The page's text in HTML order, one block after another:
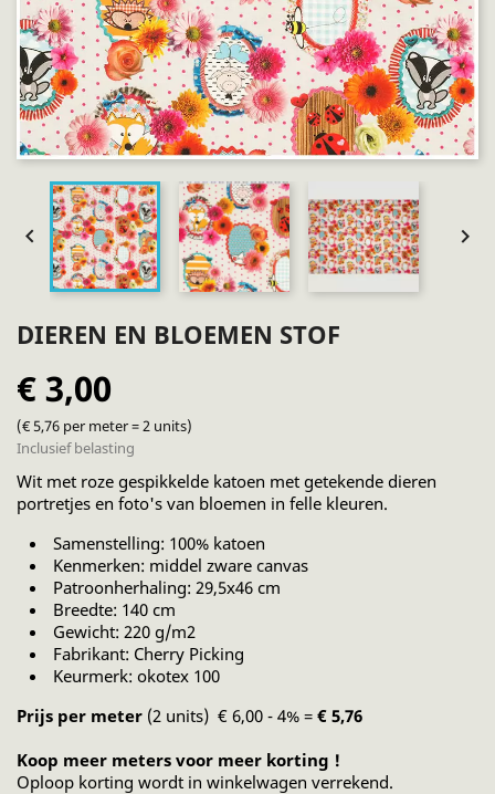
 
DIEREN EN BLOEMEN STOF
€ 3,00
(€ 5,76 per meter = 2 units)
Inclusief belasting
Wit met roze gespikkelde katoen met getekende dieren
portretjes en foto's van bloemen in felle kleuren.
Samenstelling: 100% katoen
Kenmerken: middel zware canvas
Patroonherhaling: 29,5x46 cm
Breedte: 140 cm
Gewicht: 220 g/m2
Fabrikant: Cherry Picking
Keurmerk: okotex 100
Prijs per meter (2 units) € 6,00 - 4% = € 5,76
Koop meer meters voor meer korting !
Oploop korting wordt in winkelwagen verrekend.